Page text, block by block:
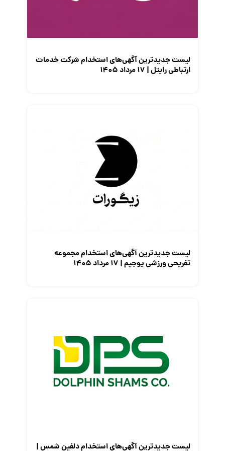
لیست جدیدترین آگهی‌های استخدام شرکت خدمات
ارتباطی رایتل | ۱۷ مرداد ۱۴۰۵
لیست جدیدترین آگهی‌های استخدام مجموعه
تفریحی ورزشی یوجیم | ۱۷ مرداد ۱۴۰۵
لیست جدیدترین آگهی‌های استخدام دلفین شمس |